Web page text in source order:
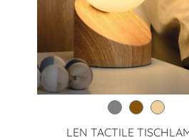
LEN TACTILE